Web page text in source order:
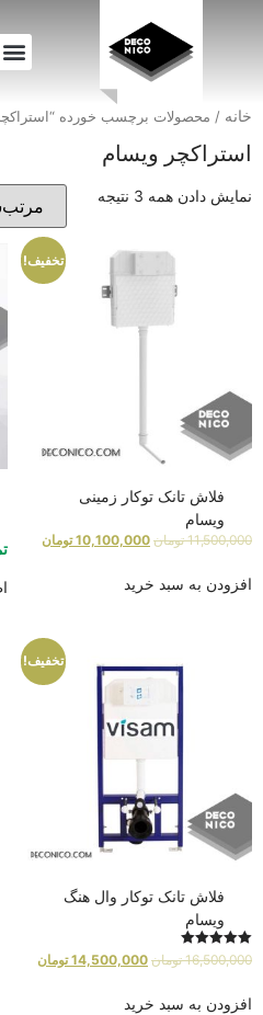
خانه / محصولات برچسب خورده
استراکچر ویسام
نمایش دادن همه 3 نتیجه
تخفیف!
فلاش تانک توکار زمینی
ویسام
11,500,000 تومان 10,100,000 تومان
افزودن به سبد خرید
تخفیف!
فلاش تانک توکار وال هنگ
ویسام
امتیاز
16,500,000 تومان 14,500,000 تومان
افزودن به سبد خرید